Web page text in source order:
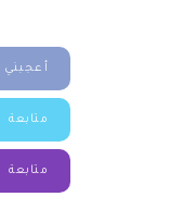
أعجبني
متابعة
متابعة